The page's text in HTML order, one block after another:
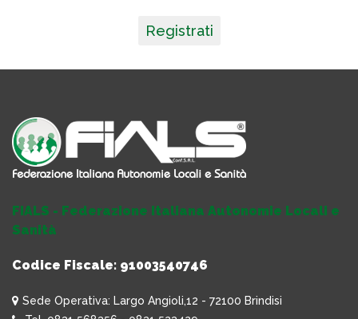
Registrati
FIALS - Federazione Italiana Autonomie Locali e
Sanità
Codice Fiscale: 91003540746
Sede Operativa: Largo Angioli,12 - 72100 Brindisi